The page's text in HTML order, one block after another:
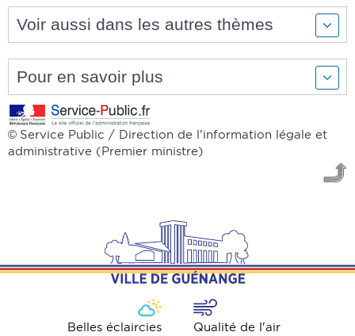
Voir aussi dans les autres thèmes
Pour en savoir plus
© Service Public / Direction de l'information légale et
administrative (Premier ministre)
Belles éclaircies
Qualité de l'air